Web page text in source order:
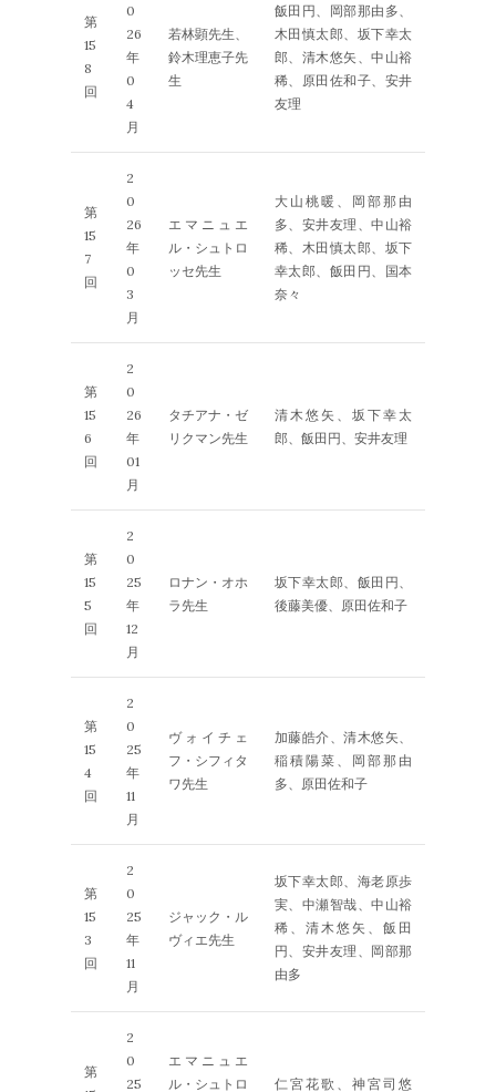
第
15
8
回
0
26
年
0
4
月
若林顕先生、
鈴木理恵子先
生
飯田円、岡部那由多、
木田慎太郎、坂下幸太
郎、清木悠矢、中山裕
稀、原田佐和子、安井
友理
第
15
7
回
2
0
26
年
0
3
月
エマニュエ
ル・シュトロ
ッセ先生
大山桃暖、岡部那由
多、安井友理、中山裕
稀、木田慎太郎、坂下
幸太郎、飯田円、国本
奈々
第
15
6
回
2
0
26
年
01
月
タチアナ・ゼ
リクマン先生
清木悠矢、坂下幸太
郎、飯田円、安井友理
第
15
5
回
2
0
25
年
12
月
ロナン・オホ
ラ先生
坂下幸太郎、飯田円、
後藤美優、原田佐和子
第
15
4
回
2
0
25
年
11
月
ヴォイチェ
フ・シフィタ
ワ先生
加藤皓介、清木悠矢、
稲積陽菜、岡部那由
多、原田佐和子
第
15
3
回
2
0
25
年
11
月
ジャック・ル
ヴィエ先生
坂下幸太郎、海老原歩
実、中瀬智哉、中山裕
稀、清木悠矢、飯田
円、安井友理、岡部那
由多
第
2
0
25
エマニュエ
ル・シュトロ
仁宮花歌、神宮司悠